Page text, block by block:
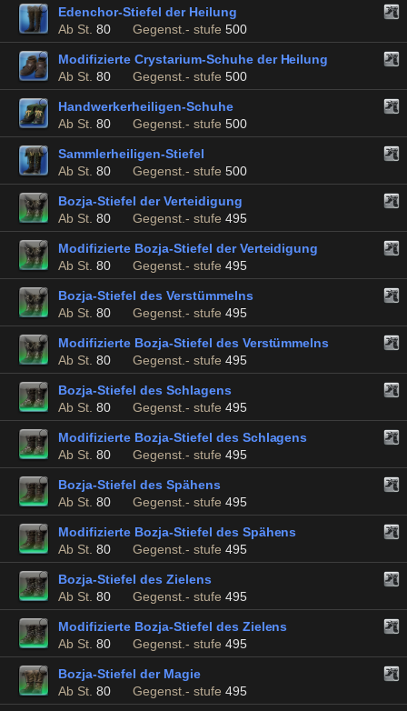
Edenchor-Stiefel der Heilung
Ab St. 80 Gegenst.- stufe 500
Modifizierte Crystarium-Schuhe der Heilung
Ab St. 80 Gegenst.- stufe 500
Handwerkerheiligen-Schuhe
Ab St. 80 Gegenst.- stufe 500
Sammlerheiligen-Stiefel
Ab St. 80 Gegenst.- stufe 500
Bozja-Stiefel der Verteidigung
Ab St. 80 Gegenst.- stufe 495
Modifizierte Bozja-Stiefel der Verteidigung
Ab St. 80 Gegenst.- stufe 495
Bozja-Stiefel des Verstümmelns
Ab St. 80 Gegenst.- stufe 495
Modifizierte Bozja-Stiefel des Verstümmelns
Ab St. 80 Gegenst.- stufe 495
Bozja-Stiefel des Schlagens
Ab St. 80 Gegenst.- stufe 495
Modifizierte Bozja-Stiefel des Schlagens
Ab St. 80 Gegenst.- stufe 495
Bozja-Stiefel des Spähens
Ab St. 80 Gegenst.- stufe 495
Modifizierte Bozja-Stiefel des Spähens
Ab St. 80 Gegenst.- stufe 495
Bozja-Stiefel des Zielens
Ab St. 80 Gegenst.- stufe 495
Modifizierte Bozja-Stiefel des Zielens
Ab St. 80 Gegenst.- stufe 495
Bozja-Stiefel der Magie
Ab St. 80 Gegenst.- stufe 495